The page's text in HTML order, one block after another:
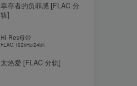
幸存者的负罪感 [FLAC 分
轨]
Hi-Res母带
FLAC|192kHz/24bit
太热爱 [FLAC 分轨]